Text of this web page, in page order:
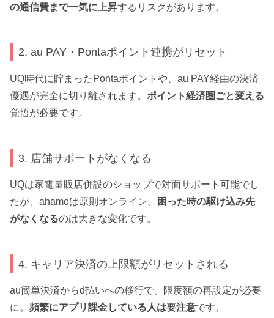
の通信費まで一気に上昇するリスクがあります。
2. au PAY・Pontaポイント連携がリセット
UQ時代に貯まったPontaポイントや、au PAY経由の決済
優遇が完全に切り離されます。 ポイント経済圏ごと変える
覚悟が必要です。
3. 店舗サポートがなくなる
UQは家電量販店併設のショップで対面サポート可能でし
たが、ahamoは原則オンライン。
困った時の駆け込み先
がなくなるのは大きな変化です。
4. キャリア決済の上限額がリセットされる
au簡単決済からd払いへの移行で、限度額の再設定が必要
に。 頻繁にアプリ課金している人は要注意です。